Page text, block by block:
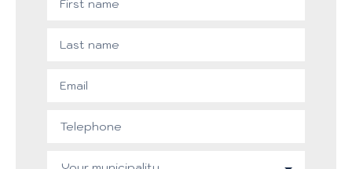
First name
Last name
Email
Telephone